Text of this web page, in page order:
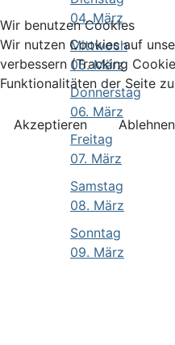
04. März
Mittwoch
05. März
Donnerstag
06. März
Freitag
07. März
Samstag
08. März
Sonntag
09. März
Wir benutzen Cookies
Wir nutzen Cookies auf
verbessern (Tracking
Funktionalitäten der Seite
Akzeptieren
Ablehnen